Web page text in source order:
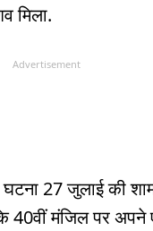
मिला.
Advertisement
27 जुलाई की शाम
40वीं मंजिल पर